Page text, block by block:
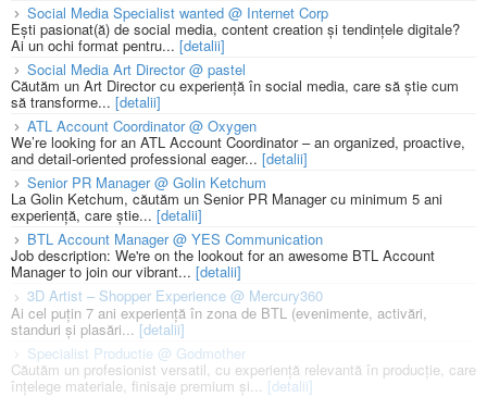
Social Media Specialist wanted @ Internet Corp
Ești pasionat(ă) de social media, content creation și tendințele digitale?
Ai un ochi format pentru... [detalii]
Social Media Art Director @ pastel
Căutăm un Art Director cu experiență în social media, care să știe cum
să transforme... [detalii]
ATL Account Coordinator @ Oxygen
We’re looking for an ATL Account Coordinator – an organized, proactive,
and detail-oriented professional eager... [detalii]
Senior PR Manager @ Golin Ketchum
La Golin Ketchum, căutăm un Senior PR Manager cu minimum 5 ani
experiență, care știe... [detalii]
BTL Account Manager @ YES Communication
Job description: We're on the lookout for an awesome BTL Account
Manager to join our vibrant... [detalii]
3D Artist – Shopper Experience @ Mercury360
Ai cel puțin 7 ani experiență în zona de BTL (evenimente, activări,
standuri și plasări...[detalii]
Specialist Productie @ Godmother
Căutăm un profesionist versatil, cu experiență relevantă în producție, care
înțelege materiale, finisaje premium și... [detalii]